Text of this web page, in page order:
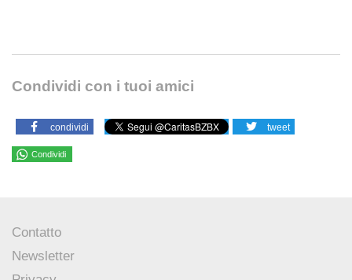
Condividi con i tuoi amici
condividi tweet
Condividi
Contatto
Newsletter